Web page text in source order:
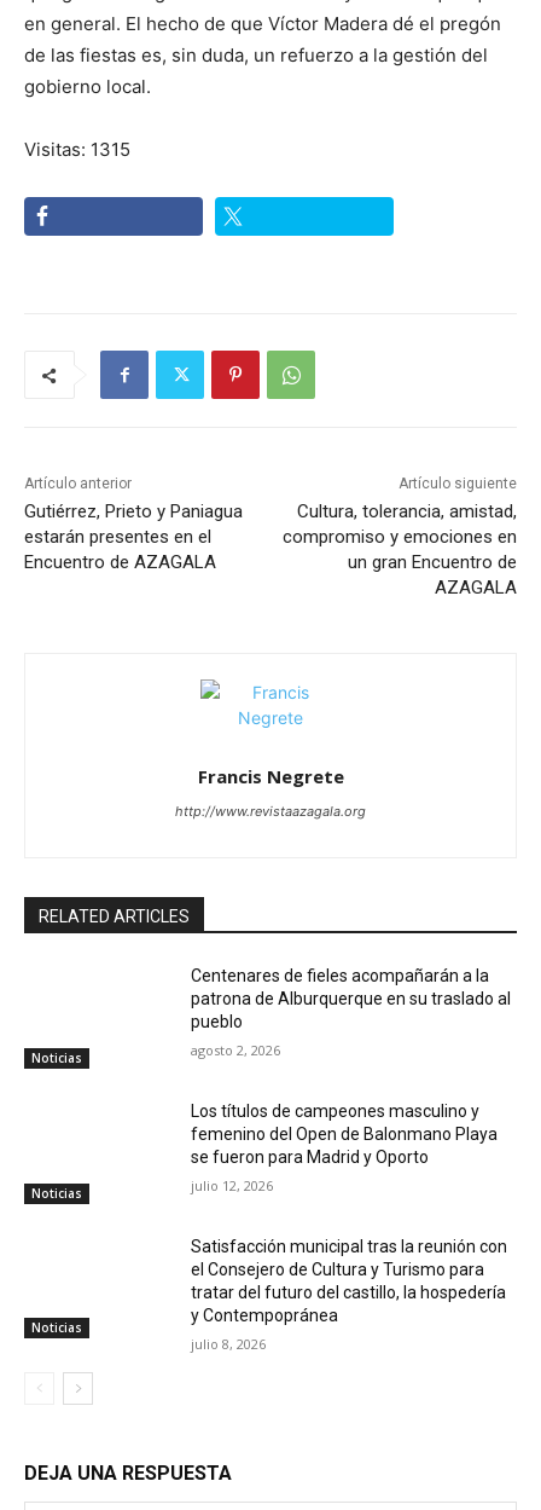
en general. El hecho de que Víctor Madera dé el pregón
de las fiestas es, sin duda, un refuerzo a la gestión del
gobierno local.
Visitas: 1315
Artículo anterior
Gutiérrez, Prieto y Paniagua
estarán presentes en el
Encuentro de AZAGALA
Artículo siguiente
Cultura, tolerancia, amistad,
compromiso y emociones en
un gran Encuentro de
AZAGALA
Francis Negrete
http://www.revistaazagala.org
RELATED ARTICLES
Noticias
Centenares de fieles acompañarán a la
patrona de Alburquerque en su traslado al
pueblo
agosto 2, 2026
Noticias
Los títulos de campeones masculino y
femenino del Open de Balonmano Playa
se fueron para Madrid y Oporto
julio 12, 2026
Noticias
Satisfacción municipal tras la reunión con
el Consejero de Cultura y Turismo para
tratar del futuro del castillo, la hospedería
y Contempopránea
julio 8, 2026
DEJA UNA RESPUESTA